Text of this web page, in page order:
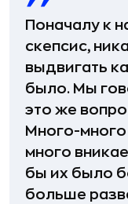
Поначалу к
скепсис,
выдвигать
было. Мы
это же
Много-
много
бы их было
больше